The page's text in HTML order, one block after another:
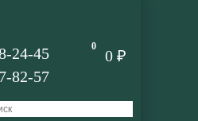
0
0 ₽
24-45
82-57